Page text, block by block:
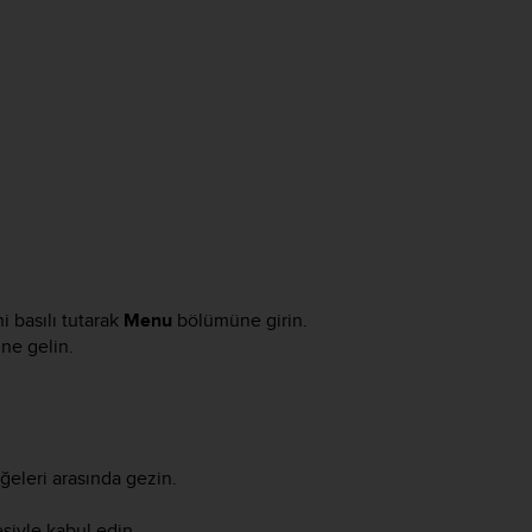
tutarak Menu bölümüne girin.
gelin.
arasında gezin.